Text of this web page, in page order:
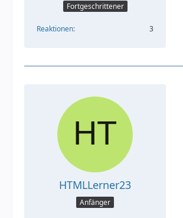
Fortgeschrittener
Reaktionen 3
HTMLLerner23
Anfänger